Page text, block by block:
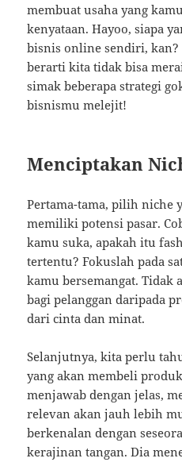
membuat usaha yang
kenyataan. Hayoo, siapa
bisnis online sendiri,
berarti kita tidak bisa
simak beberapa strategi
bisnismu melejit!
Menciptakan
Pertama-tama, pilih niche
memiliki potensi pasar.
kamu suka, apakah itu
tertentu? Fokuslah pada
kamu bersemangat. Tidak
bagi pelanggan daripada
dari cinta dan minat.
Selanjutnya, kita perlu
yang akan membeli
menjawab dengan jelas,
relevan akan jauh lebih
berkenalan dengan
kerajinan tangan. Dia